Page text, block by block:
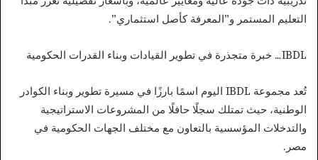
التعليم المستمر و”المعرفة كأصل استثماري”.
IBDL… خبرة متجذرة في تطوير القيادات وبناء القدرات الحكومية
تُعد مجموعة IBDL اليوم اسمًا بارزًا في مسيرة تطوير وبناء الكوادر
الوطنية، حيث تمتلك سجلًا حافلًا من المشروعات الاستراتيجية
والتدخلات المؤسسية بالتعاون مع مختلف الجهات الحكومية في
مصر.